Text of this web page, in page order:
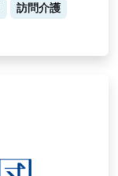
訪問介護